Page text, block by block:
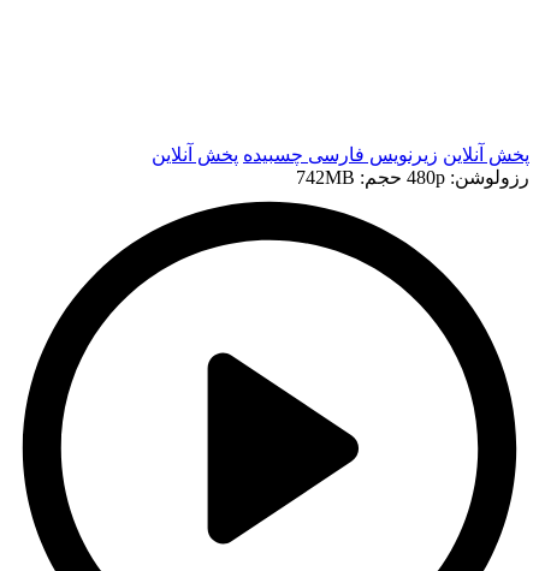
پخش آنلاین زیرنویس فارسی چسبیده پخش آنلاین
رزولوشن: 480p
حجم: 742MB